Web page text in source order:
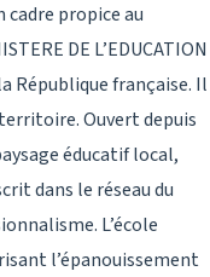
cadre propice au
DE L’EDUCATION
République française. Il
Ouvert depuis
éducatif local,
dans le réseau du
L’école
l’épanouissement